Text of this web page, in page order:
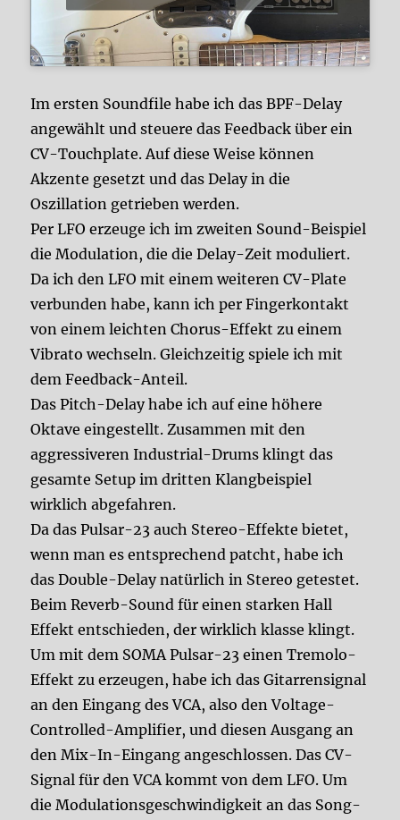
Im ersten Soundfile habe ich das BPF-Delay
angewählt und steuere das Feedback über ein
CV-Touchplate. Auf diese Weise können
Akzente gesetzt und das Delay in die
Oszillation getrieben werden.
Per LFO erzeuge ich im zweiten Sound-Beispiel
die Modulation, die die Delay-Zeit moduliert.
Da ich den LFO mit einem weiteren CV-Plate
verbunden habe, kann ich per Fingerkontakt
von einem leichten Chorus-Effekt zu einem
Vibrato wechseln. Gleichzeitig spiele ich mit
dem Feedback-Anteil.
Das Pitch-Delay habe ich auf eine höhere
Oktave eingestellt. Zusammen mit den
aggressiveren Industrial-Drums klingt das
gesamte Setup im dritten Klangbeispiel
wirklich abgefahren.
Da das Pulsar-23 auch Stereo-Effekte bietet,
wenn man es entsprechend patcht, habe ich
das Double-Delay natürlich in Stereo getestet.
Beim Reverb-Sound für einen starken Hall
Effekt entschieden, der wirklich klasse klingt.
Um mit dem SOMA Pulsar-23 einen Tremolo-
Effekt zu erzeugen, habe ich das Gitarrensignal
an den Eingang des VCA, also den Voltage-
Controlled-Amplifier, und diesen Ausgang an
den Mix-In-Eingang angeschlossen. Das CV-
Signal für den VCA kommt von dem LFO. Um
die Modulationsgeschwindigkeit an das Song-